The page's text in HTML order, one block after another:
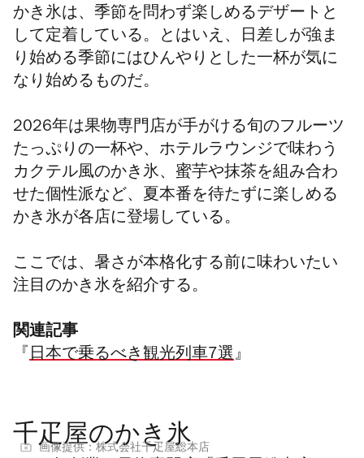
かき氷は、季節を問わず楽しめるデザートと
して定着している。とはいえ、日差しが強ま
り始める季節にはひんやりとした一杯が気に
なり始めるものだ。
2026年は果物専門店が手がける旬のフルーツ
たっぷりの一杯や、ホテルラウンジで味わう
カクテル風のかき氷、蜜芋や抹茶を組み合わ
せた個性派など、夏本番を待たずに楽しめる
かき氷が各店に登場している。
ここでは、暑さが本格化する前に味わいたい
注目のかき氷を紹介する。
関連記事
『 日本で乗るべき観光列車7選』
千疋屋のかき氷
画像提供：株式会社千疋屋総本店